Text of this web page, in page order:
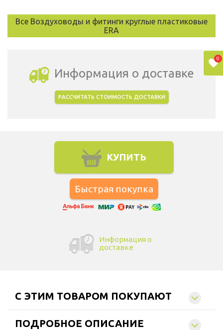
Все Воздуховоды и фитинги круглые пластиковые
ERA
Информация о доставке
РАССЧИТАТЬ СТОИМОСТЬ ДОСТАВКИ
КУПИТЬ
Информация о
доставке
C ЭТИМ ТОВАРОМ ПОКУПАЮТ
ПОДРОБНОЕ ОПИСАНИЕ
0